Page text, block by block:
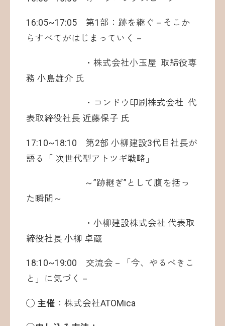
16:05~17:05 第1部：跡を継ぐ－そこか
らすべてがはじまっていく－
・株式会社小玉屋 取締役専
務 小島雄介 氏
・コンドウ印刷株式会社 代
表取締役社長 近藤保子 氏
17:10~18:10 第2部 小柳建設3代目社長が
語る「 次世代型アトツギ戦略」
～”跡継ぎ”として腹を括っ
た瞬間～
・小柳建設株式会社 代表取
締役社長 小柳 卓蔵
18:10~19:00 交流会－「今、やるべきこ
と」に気づく－
◯ 主催 ：株式会社ATOMica